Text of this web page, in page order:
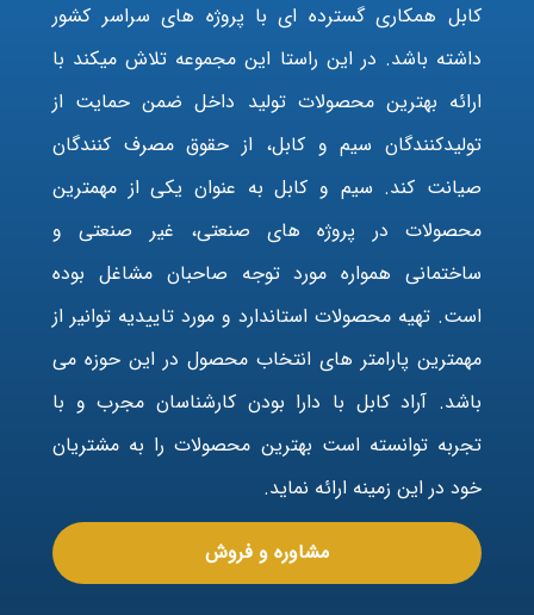
کابل همکاری گسترده ای با پروژه های سراسر کشور
داشته باشد. در این راستا این مجموعه تلاش میکند با
ارائه بهترین محصولات تولید داخل ضمن حمایت از
تولیدکنندگان سیم و کابل، از حقوق مصرف کنندگان
صیانت کند. سیم و کابل به عنوان یکی از مهمترین
محصولات در پروژه های صنعتی، غیر صنعتی و
ساختمانی همواره مورد توجه صاحبان مشاغل بوده
است. تهیه محصولات استاندارد و مورد تاییدیه توانیر از
مهمترین پارامتر های انتخاب محصول در این حوزه می
باشد. آراد کابل با دارا بودن کارشناسان مجرب و با
تجربه توانسته است بهترین محصولات را به مشتریان
خود در این زمینه ارائه نماید.
مشاوره و فروش